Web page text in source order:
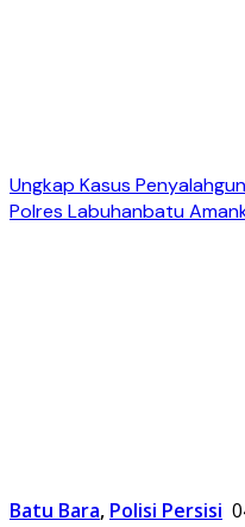
Ungkap Kasus
Polres Labuhanbatu
Batu Bara, Polisi Persisi